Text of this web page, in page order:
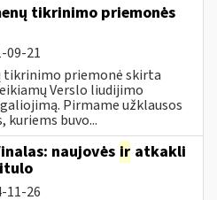
tikrinimo priemonės
09-21
tikrinimo priemonė skirta
Verslo liudijimo
Pirmame užklausos
kuriems buvo...
naujovės ir atkakli
11-26